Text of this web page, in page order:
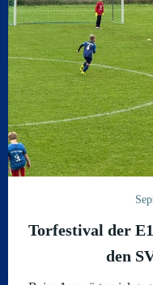
Torfestival der
den